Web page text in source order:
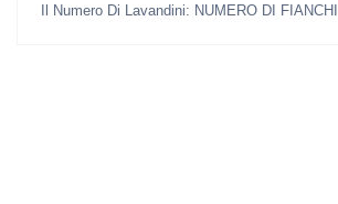
Il Numero Di Lavandini: NUMERO DI FIANCHI